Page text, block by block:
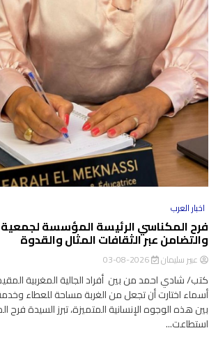
اخبار العرب
فرح المكناسي الرئيسة المؤسسة لجمعية
والتضامن عبر الثقافات المثال والقدوة
عبير سليمان 2026-08-03
كتب/ شادي احمد من بين أفراد الجالية المغربية
أسماء اختارت أن تجعل من الغربة مساحة للعطاء
بين هذه الوجوه الإنسانية المتميزة، تبرز السيدة فرح
استطاعت...